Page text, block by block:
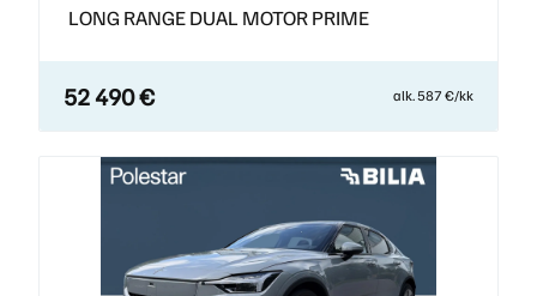
LONG RANGE DUAL MOTOR PRIME
52 490 € alk. 587 €/kk